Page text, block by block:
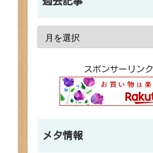
スポンサーリンク
メタ情報